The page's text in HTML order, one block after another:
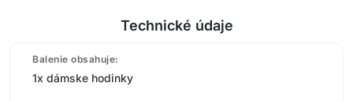
Technické údaje
Balenie obsahuje:
1x dámske hodinky